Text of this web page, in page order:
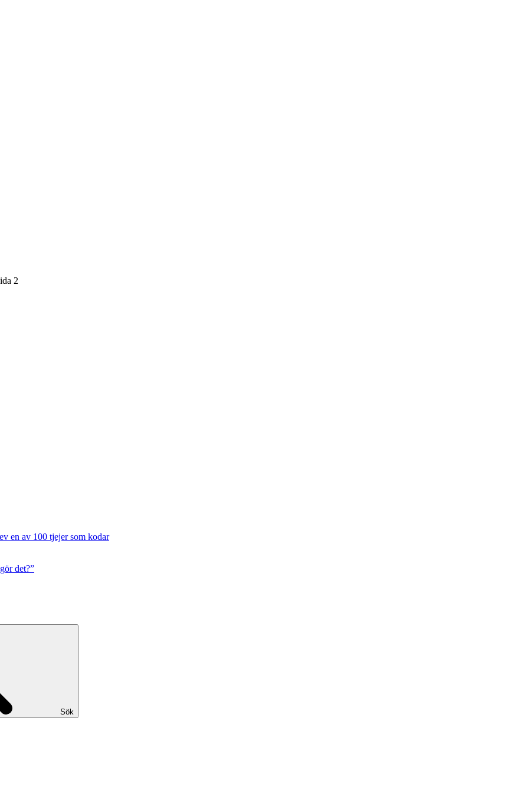
2
en av 100 tjejer som kodar
det?”
Sök